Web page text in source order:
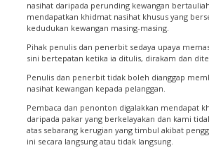
nasihat daripada perunding kewangan
mendapatkan khidmat nasihat khusus yang
kedudukan kewangan masing-masing.
Pihak penulis dan penerbit sedaya upaya
sini bertepatan ketika ia ditulis, dirakam dan
Penulis dan penerbit tidak boleh dianggap
nasihat kewangan kepada pelanggan.
Pembaca dan penonton digalakkan mendapat
daripada pakar yang berkelayakan dan kami
atas sebarang kerugian yang timbul akibat
ini secara langsung atau tidak langsung.